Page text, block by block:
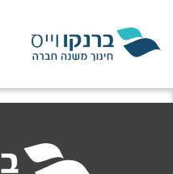
סל הקניות שלך ריק כרגע.